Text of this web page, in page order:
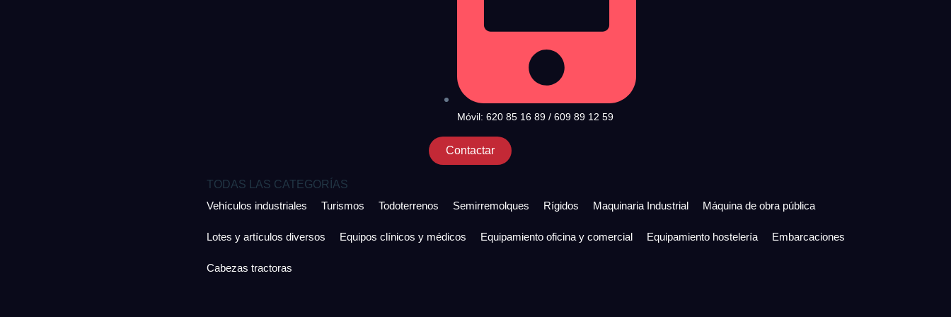
Móvil: 620 85 16 89 / 609 89 12 59
Contactar
TODAS LAS CATEGORÍAS
Vehículos industriales
Turismos Todoterrenos Semirremolques Rígidos Maquinaria Industrial Máquina de obra pública
Lotes y artículos diversos Equipos clínicos y médicos Equipamiento oficina y comercial Equipamiento hostelería Embarcaciones
Cabezas tractoras